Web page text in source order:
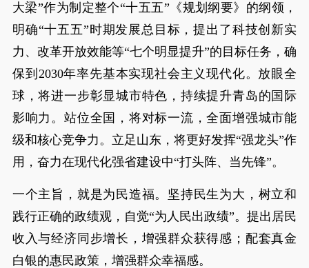
大梁”作为制定整个“十五五”《规划纲要》的纲领，
明确“十五五”时期发展总目标，提出了科技创新实
力、改革开放效能等“七个明显提升”的目标任务，确
保到2030年率先基本实现社会主义现代化。放眼全
球，将进一步彰显城市特色，持续提升青岛的国际
影响力。站位全国，将对标一流，全面增强城市能
级和核心竞争力。立足山东，将更好发挥“强龙头”作
用，奋力在现代化强省建设中“打头阵、当先锋”。
一个主旨，就是为民造福。坚持民生为大，树立和
践行正确的政绩观，自觉“为人民出政绩”。提出居民
收入与经济同步增长，增强群众获得感；配套真金
白银的惠民政策，增强群众幸福感。